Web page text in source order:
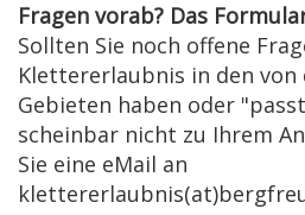
Fragen vorab? Das
Sollten Sie noch offene
Klettererlaubnis in den von
Gebieten haben oder
scheinbar nicht zu Ihrem
Sie eine eMail an